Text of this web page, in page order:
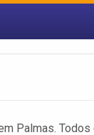
Palmas.